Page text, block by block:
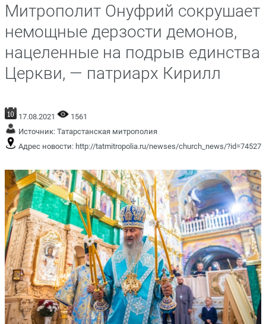
Митрополит Онуфрий сокрушает
немощные дерзости демонов,
нацеленные на подрыв единства
Церкви, — патриарх Кирилл
17.08.2021
1561
Источник: Татарстанская митрополия
Адрес новости: http://tatmitropolia.ru/newses/church_news/?id=74527